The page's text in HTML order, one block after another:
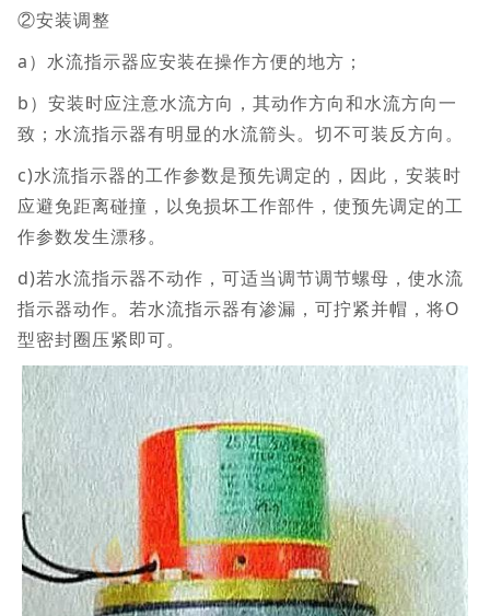
②安装调整
a）水流指示器应安装在操作方便的地方；
b）安装时应注意水流方向，其动作方向和水流方向一
致；水流指示器有明显的水流箭头。切不可装反方向。
c)水流指示器的工作参数是预先调定的，因此，安装时
应避免距离碰撞，以免损坏工作部件，使预先调定的工
作参数发生漂移。
d)若水流指示器不动作，可适当调节调节螺母，使水流
指示器动作。若水流指示器有渗漏，可拧紧并帽，将O
型密封圈压紧即可。